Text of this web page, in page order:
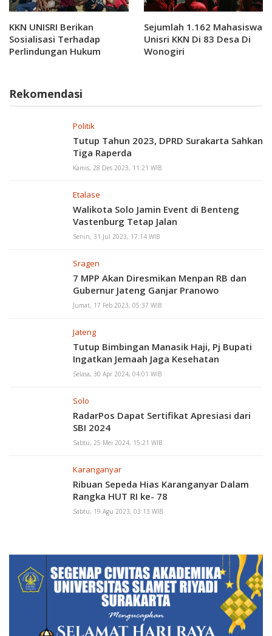
KKN UNISRI Berikan
Sosialisasi Terhadap
Perlindungan Hukum
Sejumlah 1.162 Mahasiswa
Unisri KKN Di 83 Desa Di
Wonogiri
Rekomendasi
Politik
Tutup Tahun 2023, DPRD Surakarta Sahkan
Tiga Raperda
Kamis, 28 Des 2023, 11:21 WIB
Etalase
Walikota Solo Jamin Event di Benteng
Vastenburg Tetap Jalan
Senin, 31 Jul 2023, 17:14 WIB
Sragen
7 MPP Akan Diresmikan Menpan RB dan
Gubernur Jateng Ganjar Pranowo
Jumat, 17 Feb 2023, 05:37 WIB
Jateng
Tutup Bimbingan Manasik Haji, Pj Bupati
Ingatkan Jemaah Jaga Kesehatan
Selasa, 30 Apr 2024, 04:01 WIB
Solo
RadarPos Dapat Sertifikat Apresiasi dari
SBI 2024
Sabtu, 25 Mei 2024, 15:21 WIB
Karanganyar
Ribuan Sepeda Hias Karanganyar Dalam
Rangka HUT RI ke- 78
Sabtu, 19 Agu 2023, 03:13 WIB